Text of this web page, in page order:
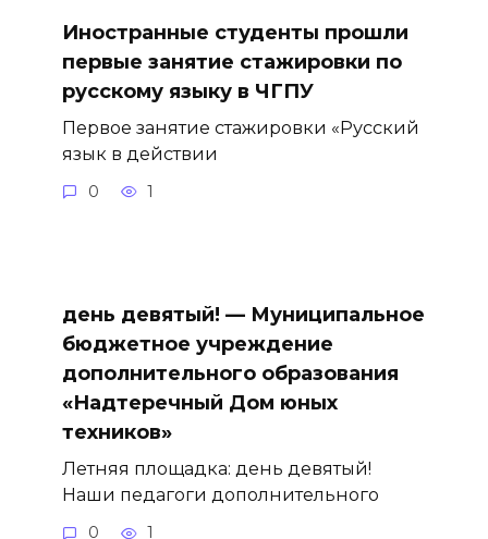
Иностранные студенты прошли
первые занятие стажировки по
русскому языку в ЧГПУ
Первое занятие стажировки «Русский
язык в действии
0 1
день девятый! — Муниципальное
бюджетное учреждение
дополнительного образования
«Надтеречный Дом юных
техников»
Летняя площадка: день девятый!
Наши педагоги дополнительного
0 1